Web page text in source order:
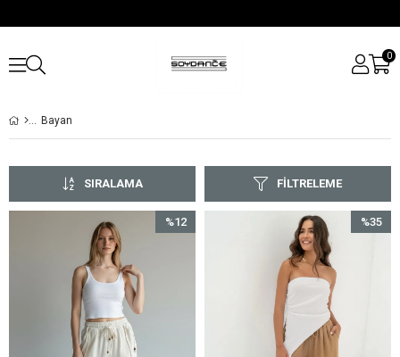
0
Bayan
FILTRELEME
SIRALAMA
%12
%35